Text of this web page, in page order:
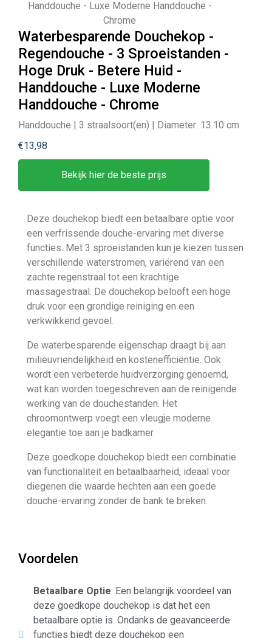
Waterbesparende Douchekop -
Regendouche - 3 Sproeistanden -
Hoge Druk - Betere Huid -
Handdouche - Luxe Moderne
Handdouche - Chrome
Handdouche | 3 straalsoort(en) | Diameter: 13.10 cm
€13,98
Bekijk hier de beste prijs
Deze douchekop biedt een betaalbare optie voor
een verfrissende douche-ervaring met diverse
functies. Met 3 sproeistanden kun je kiezen tussen
verschillende waterstromen, variërend van een
zachte regenstraal tot een krachtige
massagestraal. De douchekop belooft een hoge
druk voor een grondige reiniging en een
verkwikkend gevoel.
De waterbesparende eigenschap draagt bij aan
milieuvriendelijkheid en kostenefficiëntie. Ook
wordt een verbeterde huidverzorging genoemd,
wat kan worden toegeschreven aan de reinigende
werking van de douchestanden. Het
chroomontwerp voegt een vleugje moderne
elegantie toe aan je badkamer.
Deze goedkope douchekop biedt een combinatie
van functionaliteit en betaalbaarheid, ideaal voor
diegenen die waarde hechten aan een goede
douche-ervaring zonder de bank te breken.
Voordelen
Betaalbare Optie: Een belangrijk voordeel van
deze goedkope douchekop is dat het een
betaalbare optie is. Ondanks de geavanceerde
functies biedt deze douchekop een